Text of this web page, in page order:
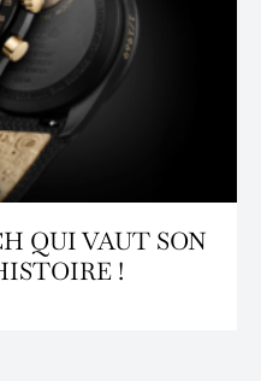
QUI VAUT SON
!